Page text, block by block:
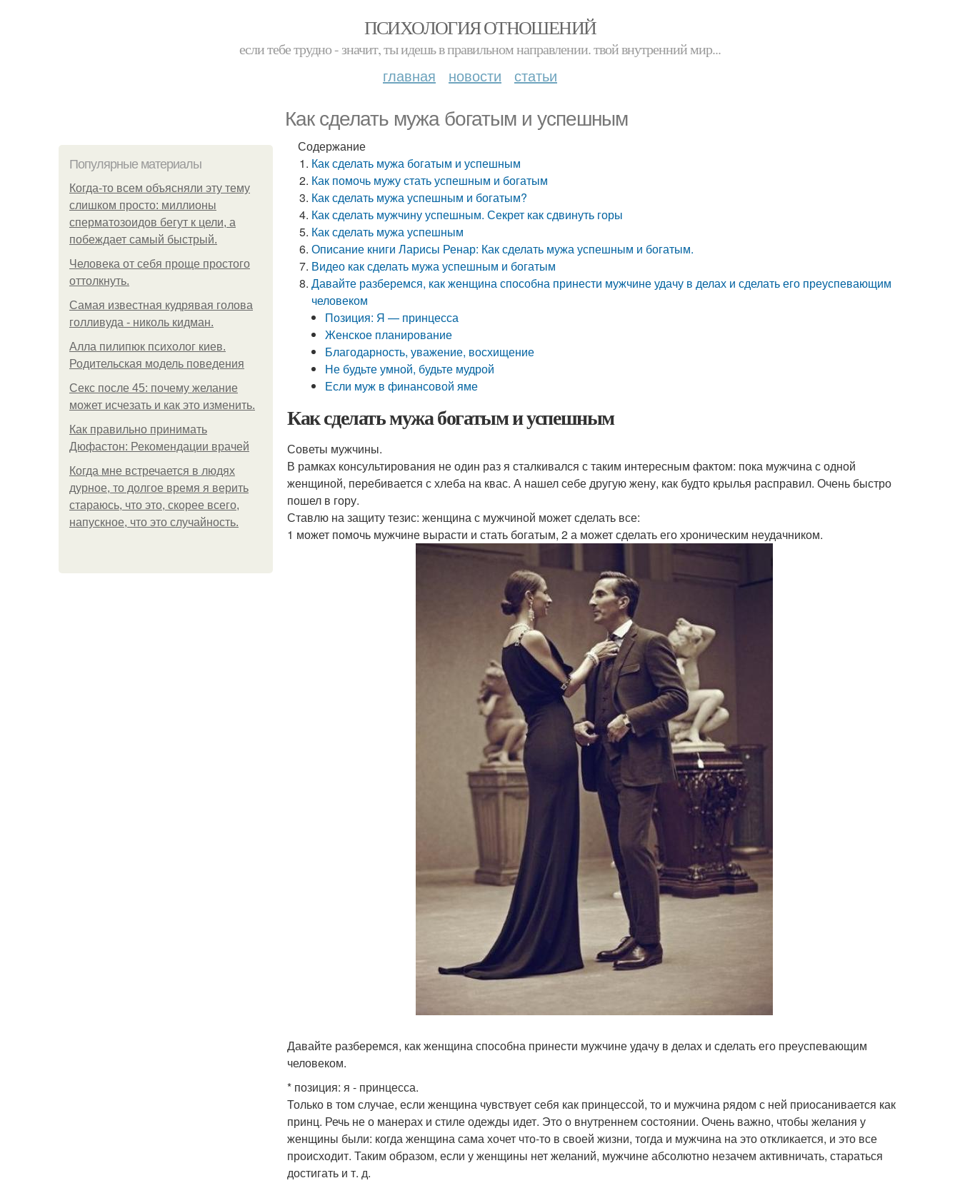
ПСИХОЛОГИЯ ОТНОШЕНИЙ
если тебе трудно - значит, ты идешь в правильном направлении. твой внутренний мир...
главная новости статьи
Как сделать мужа богатым и успешным
Популярные материалы
Когда-то всем объясняли эту тему
слишком просто: миллионы
сперматозоидов бегут к цели, а
побеждает самый быстрый.
Человека от себя проще простого
оттолкнуть.
Самая известная кудрявая голова
голливуда - николь кидман.
Алла пилипюк психолог киев.
Родительская модель поведения
Секс после 45: почему желание
может исчезать и как это изменить.
Как правильно принимать
Дюфастон: Рекомендации врачей
Когда мне встречается в людях
дурное, то долгое время я верить
стараюсь, что это, скорее всего,
напускное, что это случайность.
Содержание
Как сделать мужа богатым и успешным
Как помочь мужу стать успешным и богатым
Как сделать мужа успешным и богатым?
Как сделать мужчину успешным. Секрет как сдвинуть горы
Как сделать мужа успешным
Описание книги Ларисы Ренар: Как сделать мужа успешным и богатым.
Видео как сделать мужа успешным и богатым
Давайте разберемся, как женщина способна принести мужчине удачу в делах и сделать его преуспевающим
человеком
Позиция: Я — принцесса
Женское планирование
Благодарность, уважение, восхищение
Не будьте умной, будьте мудрой
Если муж в финансовой яме
Как сделать мужа богатым и успешным
Советы мужчины.
В рамках консультирования не один раз я сталкивался с таким интересным фактом: пока мужчина с одной
женщиной, перебивается с хлеба на квас. А нашел себе другую жену, как будто крылья расправил. Очень быстро
пошел в гору.
Ставлю на защиту тезис: женщина с мужчиной может сделать все:
1 может помочь мужчине вырасти и стать богатым, 2 а может сделать его хроническим неудачником.
Давайте разберемся, как женщина способна принести мужчине удачу в делах и сделать его преуспевающим
человеком.
* позиция: я - принцесса.
Только в том случае, если женщина чувствует себя как принцессой, то и мужчина рядом с ней приосанивается как
принц. Речь не о манерах и стиле одежды идет. Это о внутреннем состоянии. Очень важно, чтобы желания у
женщины были: когда женщина сама хочет что-то в своей жизни, тогда и мужчина на это откликается, и это все
происходит. Таким образом, если у женщины нет желаний, мужчине абсолютно незачем активничать, стараться
достигать и т. д.